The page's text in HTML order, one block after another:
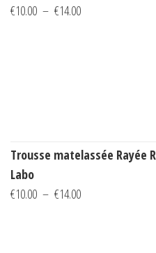
€10.00 – €14.00Plage
Trousse matelassée Rayée
Labo
€10.00 – €14.00Plage